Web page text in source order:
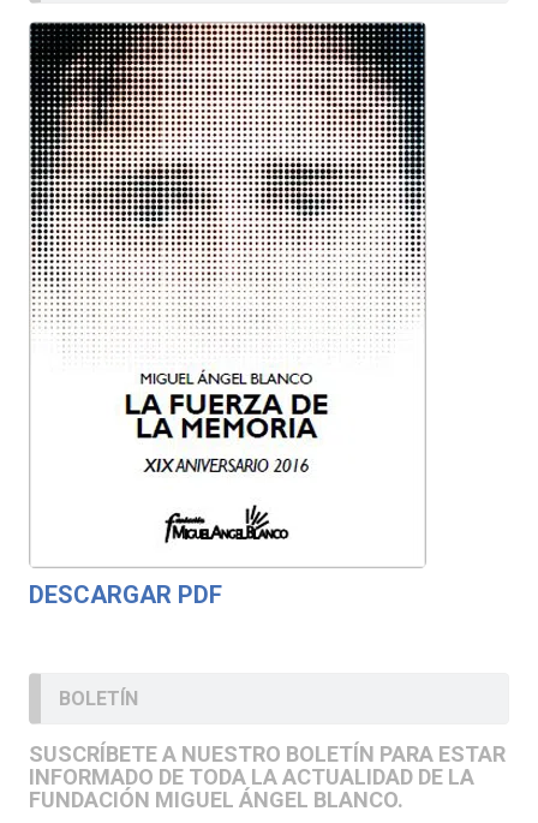
DESCARGAR PDF
BOLETÍN
SUSCRÍBETE A NUESTRO BOLETÍN PARA ESTAR
INFORMADO DE TODA LA ACTUALIDAD DE LA
FUNDACIÓN MIGUEL ÁNGEL BLANCO.